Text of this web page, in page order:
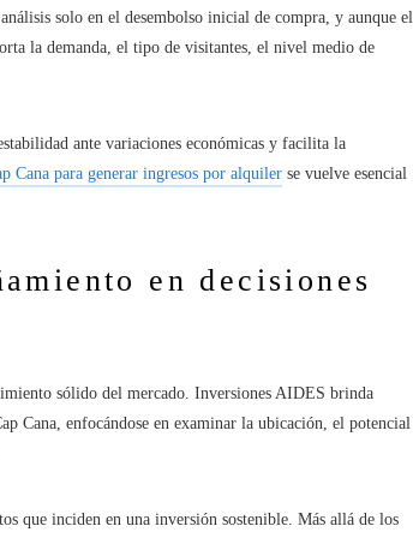
solo en el desembolso inicial de compra, y aunque el
la demanda, el tipo de visitantes, el nivel medio de
ante variaciones económicas y facilita la
Cana para generar ingresos por alquiler se vuelve esencial
en decisiones
sólido del mercado. Inversiones AIDES brinda
Cana, enfocándose en examinar la ubicación, el potencial
que inciden en una inversión sostenible. Más allá de los